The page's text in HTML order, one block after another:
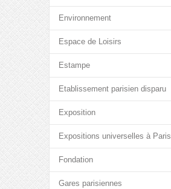
Environnement
Espace de Loisirs
Estampe
Etablissement parisien disparu
Exposition
Expositions universelles à Paris
Fondation
Gares parisiennes